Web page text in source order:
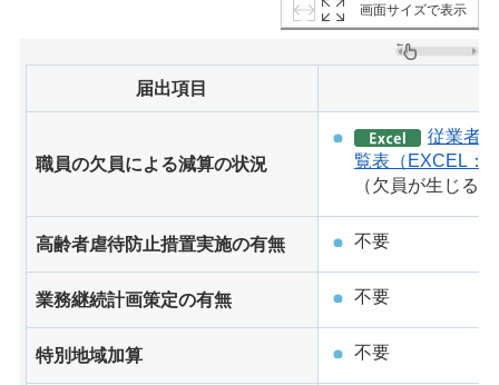
画面サイズで表示
届出項目
職員の欠員による減算の状況
従業者
覧表（EXCEL：
（欠員が生じる
高齢者虐待防止措置実施の有無 不要
業務継続計画策定の有無 不要
特別地域加算 不要